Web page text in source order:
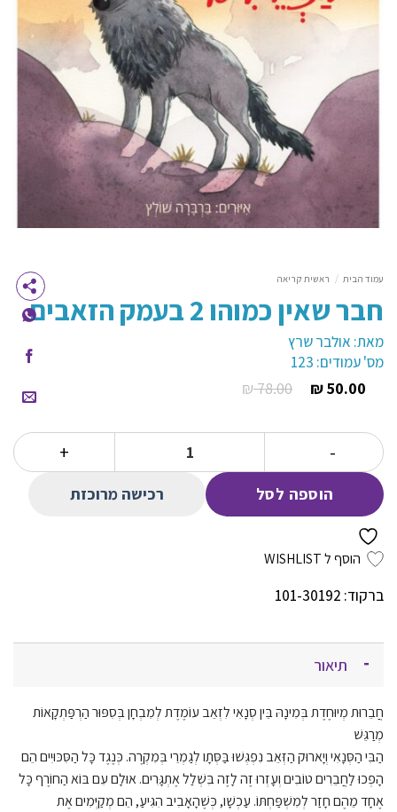
עמוד הבית / ראשית קריאה
חבר שאין כמוהו 2 בעמק הזאבים
מאת: אולבר שרץ
מס' עמודים: 123
78.00
₪המחיר
היה:
50.00
₪המחיר
הוא:
50.00 ₪. כמות של חבר שאין כמוהו 2 בעמק הזאבים
הוספה לסל רכישה מרוכזת
הוסף ל WISHLIST
ברקוד: 101-30192
תיאור
חֲבֵרוּת מְיוּחֶדֶת בְּמִינָהּ בֵּין סְנָאִי לִזְאֵב עוֹמֶדֶת לְמִבְחָן בְּסִפּוּר הַרְפַּתְקָאוֹת
מְרַגֵּשׁ
הַבִּי הַסְּנָאִי וְיָארוּק הַזְּאֵב נִפְגְּשׁוּ בַּסְּתָו לְגַמְרֵי בְּמִקְרֶה. כְּנֶגֶדכָּל הַסִּכּוּיִים הֵם
הָפְכוּ לַחֲבֵרִים טוֹבִים וְעָזְרוּ זֶה לָזֶה בִּשְׁלַל אֶתְגָּרִים. אוּלָם עִם בּוֹא הַחוֹרֶף כָּל
אֶחָד מֵהֶם חָזַר לְמִשְׁפַּחְתּוֹ. עַכְשָׁו, כְּשֶׁהָאָבִיב הִגִּיעַ, הֵם מְקַיְּמִים אֶת